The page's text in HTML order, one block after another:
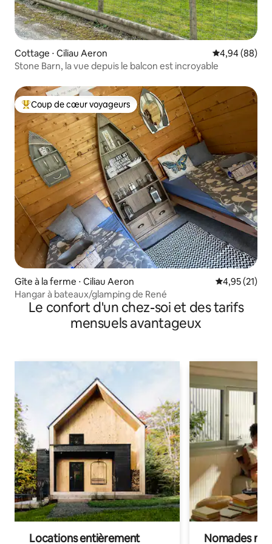
Cottage ⋅ Ciliau Aeron Évaluation
4,94 (88)
Stone Barn, la vue depuis le balcon est incroyable
Coups de cœur voyageurs les plus appréciés
Coup de cœur voyageurs
Gîte à la ferme ⋅ Ciliau Aeron Évaluation
4,95 (21)
Hangar à bateaux/glamping de René
Le confort d'un chez-soi et des tarifs
mensuels avantageux
Locations entièrement Nomades